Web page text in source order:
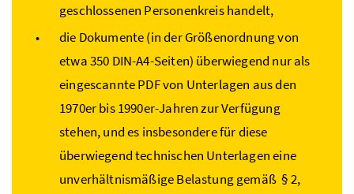
geschlossenen Personenkreis handelt,
die Dokumente (in der Größenordnung von
etwa 350 DIN-A4-Seiten) überwiegend nur als
eingescannte PDF von Unterlagen aus den
1970er bis 1990er-Jahren zur Verfügung
stehen, und es insbesondere für diese
überwiegend technischen Unterlagen eine
unverhältnismäßige Belastung gemäß § 2,